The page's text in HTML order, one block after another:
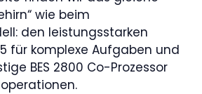
wie beim
den leistungsstarken
für komplexe Aufgaben und
BES 2800 Co-Prozessor